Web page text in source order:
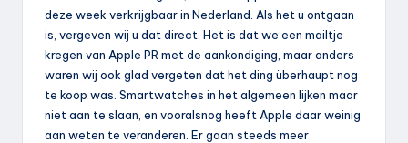
deze week verkrijgbaar in Nederland. Als het u ontgaan
is, vergeven wij u dat direct. Het is dat we een mailtje
kregen van Apple PR met de aankondiging, maar anders
waren wij ook glad vergeten dat het ding überhaupt nog
te koop was. Smartwatches in het algemeen lijken maar
niet aan te slaan, en vooralsnog heeft Apple daar weinig
aan weten te veranderen. Er gaan steeds meer